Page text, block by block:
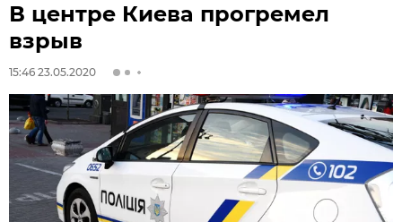
В центре Киева прогремел
взрыв
15:46 23.05.2020